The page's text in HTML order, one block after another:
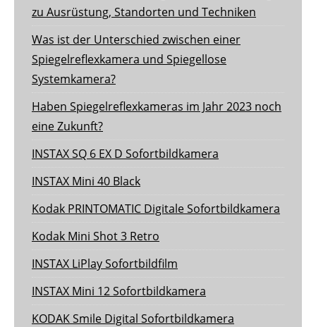
zu Ausrüstung, Standorten und Techniken
Was ist der Unterschied zwischen einer
Spiegelreflexkamera und Spiegellose
Systemkamera?
Haben Spiegelreflexkameras im Jahr 2023 noch
eine Zukunft?
INSTAX SQ 6 EX D Sofortbildkamera
INSTAX Mini 40 Black
Kodak PRINTOMATIC Digitale Sofortbildkamera
Kodak Mini Shot 3 Retro
INSTAX LiPlay Sofortbildfilm
INSTAX Mini 12 Sofortbildkamera
KODAK Smile Digital Sofortbildkamera